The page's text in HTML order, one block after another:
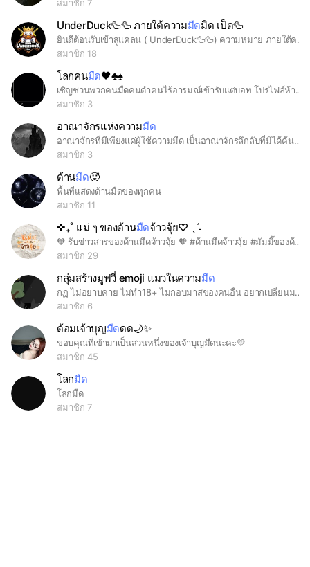
สมาชิก 7
UnderDuck🦆🦆 ภายใต้ความมืดมิด เป็ด🦆
ยินดีต้อนรับเข้าสู่แคลน ( UnderDuck🦆🦆) ความหมาย ภายใต้ความมืดมิด
สมาชิก 18
โลกคนมืด🖤♣️♠️
เชิญชวนพวกคนมืดคนดำคนไร้อารมณ์เข้ารับแต่บอท โปรไฟล์ห้ามสีสดใส อีโมจิหัวใจดำเท่านั้น🖤
สมาชิก 3
อาณาจักรแห่งความมืด
อาณาจักรที่มีเพียงแค่ผู้ใช้ความมืด เป็นอาณาจักรลึกลับที่มิได้ค้นพบอยู่บนโลก
สมาชิก 3
ด้านมืด🥵
พื้นที่แสดงด้านมืดของทุกคน
สมาชิก 11
✜₊˚ แม่ ๆ ของด้านมืดจ้าวจุ้ย♡ ˎˊ˗
🧡 รับข่าวสารของด้านมืดจ้าวจุ้ย 🧡 #ด้านมืดจ้าวจุ้ย #มัมมี๊ของด้านมืดจ้าวจุ้ย #แม่ๆของด้านมืดจ้าวจุ้ย
สมาชิก 29
กลุ่มสร้างมูฟวี่ emoji แมวในความมืด
กฏ ไม่อยาบคาย ไม่ทำ18+ ไม่กอบมาสของคนอื่น อยากเปลี่ยนมาสบอกเจ้าของหรือบอกเพื่อนๆ ไม่ทะเลาะกัน แชร์รัวได้ แต่เจ้าของตื่นสาย:) ก็เลยทำ มูฟวี่:)ช้า หาคนดูแล 1 คน หาเพื่อนในความมืด0/30 เดี๋ยวจะแจกอุปกรณ์ให้เช่นปีก ความมืด ประตูสวรรค์ อาวุธ หรือจะทำเองก็ได้🐇
สมาชิก 6
ด้อมเจ้าบุญมืดดด🌙✨
ขอบคุณที่เข้ามาเป็นส่วนหนึ่งของเจ้าบุญมืดนะคะ💛
สมาชิก 45
โลกมืด
โลกมืด
สมาชิก 7